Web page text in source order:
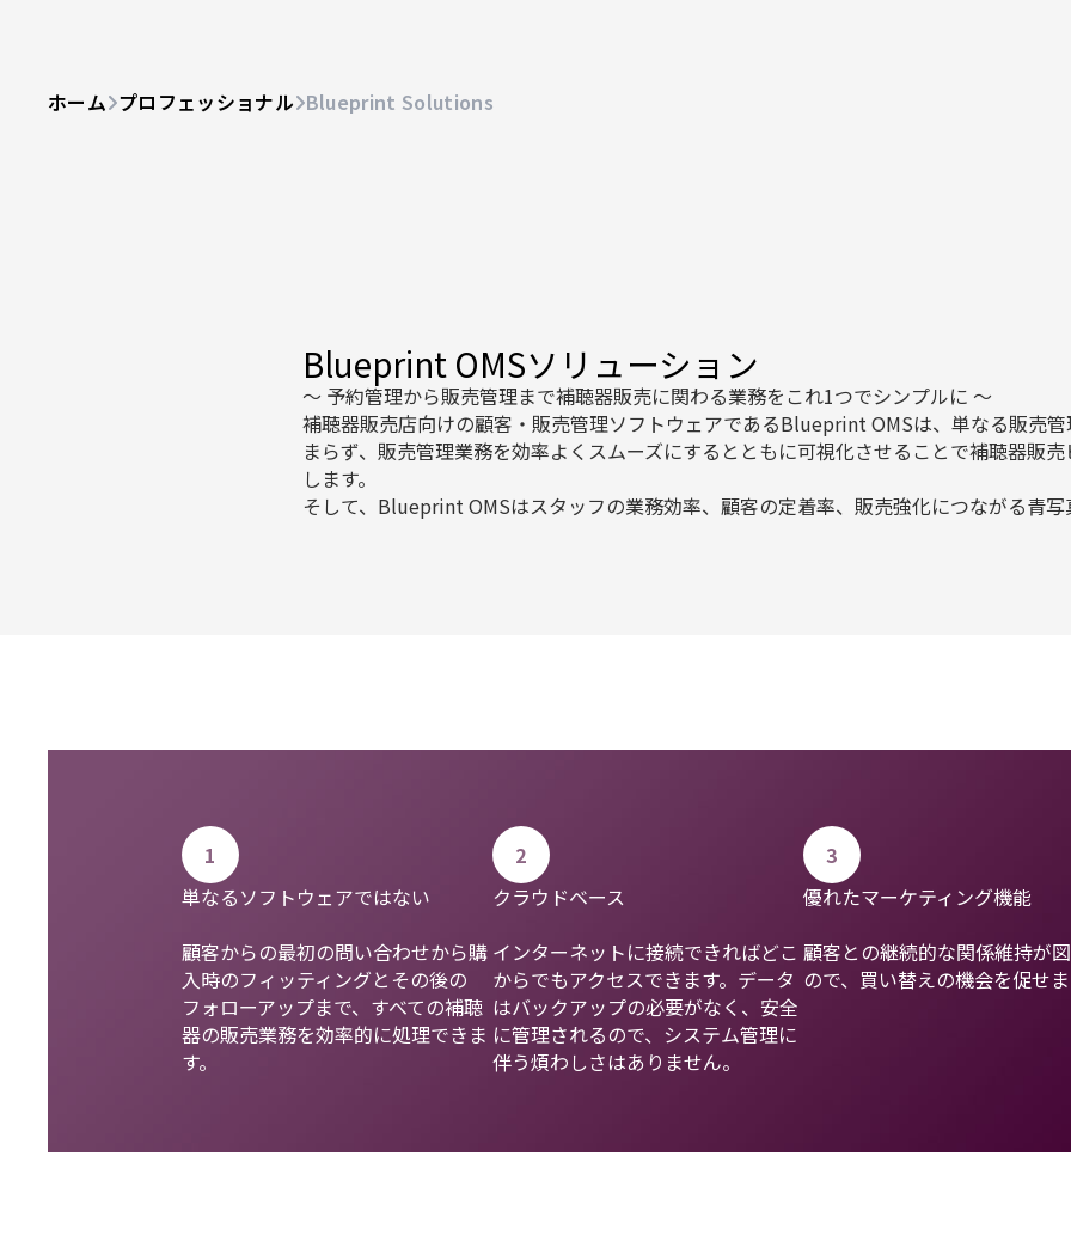
ホーム プロフェッショナル Blueprint Solutions
Blueprint OMSソリューション
～ 予約管理から販売管理まで補聴器販売に関わる業務をこれ1つでシンプルに ～
補聴器販売店向けの顧客・販売管理ソフトウェアであるBlueprint OMSは、単なる販売
まらず、販売管理業務を効率よくスムーズにするとともに可視化させることで補聴器販
します。
そして、Blueprint OMSはスタッフの業務効率、顧客の定着率、販売強化につながる青写
1
単なるソフトウェアではない
顧客からの最初の問い合わせから購
入時のフィッティングとその後の
フォローアップまで、すべての補聴
器の販売業務を効率的に処理できま
す。
2
クラウドベース
インターネットに接続できればどこ
からでもアクセスできます。データ
はバックアップの必要がなく、安全
に管理されるので、システム管理に
伴う煩わしさはありません。
3
優れたマーケティング機能
顧客との継続的な関係維持が
ので、買い替えの機会を促せ